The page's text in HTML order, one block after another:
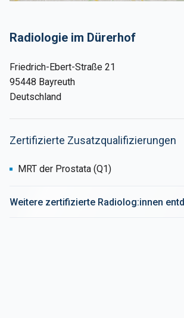
Radiologie im Dürerhof
Friedrich-Ebert-Straße 21
95448 Bayreuth
Deutschland
Zertifizierte Zusatzqualifizierungen
MRT der Prostata (Q1)
Weitere zertifizierte Radiolog:innen